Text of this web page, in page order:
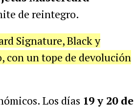
de reintegro.
Signature, Black y
con un tope de devolución
Los días 19 y 20 de